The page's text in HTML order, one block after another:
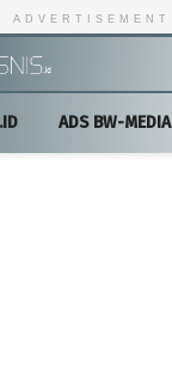
ADVERTISEMENT
ADS BW-MEDIA